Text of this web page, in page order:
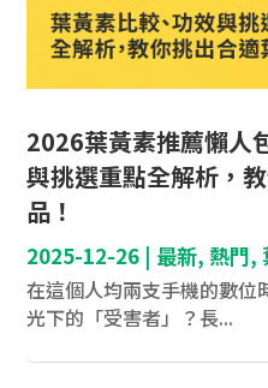
2026葉黃素推薦懶人
與挑選重點全解析，
品！
2025-12-26 | 最新, 熱門,
在這個人均兩支手機的數位
光下的「受害者」？長...